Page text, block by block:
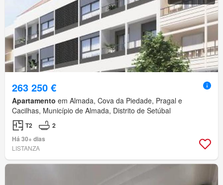
263 250 €
Apartamento em Almada, Cova da Piedade, Pragal e
Cacilhas, Município de Almada, Distrito de Setúbal
T2
2
Há 30+ dias
LISTANZA